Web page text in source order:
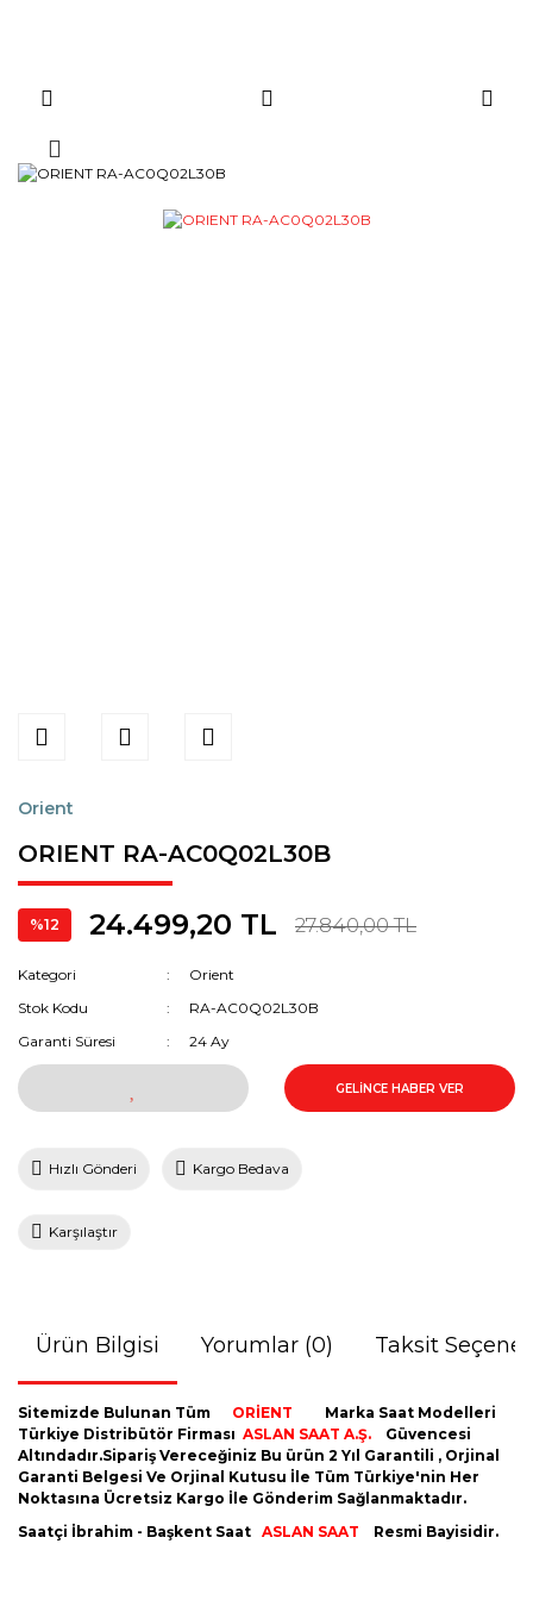
Orient
ORIENT RA-AC0Q02L30B
%12 24.499,20 TL 27.840,00 TL
Kategori
Orient
Stok Kodu
RA-AC0Q02L30B
Garanti Süresi
24 Ay
GELİNCE HABER VER
Hızlı Gönderi Kargo Bedava
Karşılaştır
Ürün Bilgisi Yorumlar (0) Taksit
Sitemizde Bulunan Tüm ORİENT
Marka Saat Modelleri
Türkiye Distribütör Firması ASLAN SAAT A.Ş.
Güvencesi
Altındadır.Sipariş Vereceğiniz Bu ürün 2 Yıl Garantili , Orjinal
Garanti Belgesi Ve Orjinal Kutusu İle Tüm Türkiye'nin Her
Noktasına Ücretsiz Kargo İle Gönderim Sağlanmaktadır.
Saatçi İbrahim - Başkent Saat ASLAN SAAT Resmi Bayisidir.